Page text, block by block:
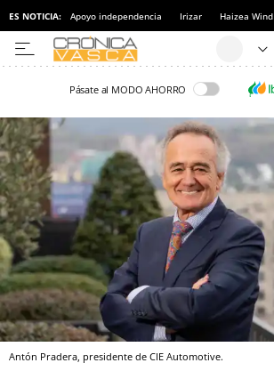
ES NOTICIA: Apoyo independencia Irizar Haizea Wind
Pásate al MODO AHORRO
Antón Pradera, presidente de CIE Automotive.